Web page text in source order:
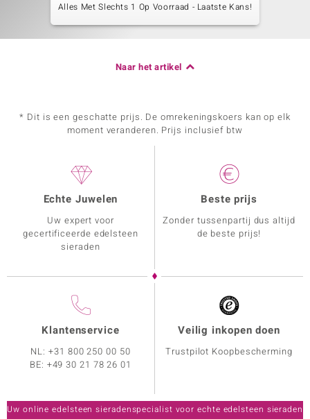
Alles Met Slechts 1 Op Voorraad - Laatste Kans!
Naar het artikel
* Dit is een geschatte prijs. De omrekeningskoers kan op elk
moment veranderen. Prijs inclusief btw
Echte Juwelen
Uw expert voor
gecertificeerde edelsteen
sieraden
Beste prijs
Zonder tussenpartij dus altijd
de beste prijs!
Klantenservice
NL:+31 800 250 00 50
BE: +49 30 21 78 26 01
Veilig inkopen doen
Trustpilot Koopbescherming
Uw online edelsteen sieradenspecialist voor echte edelsteen sieraden